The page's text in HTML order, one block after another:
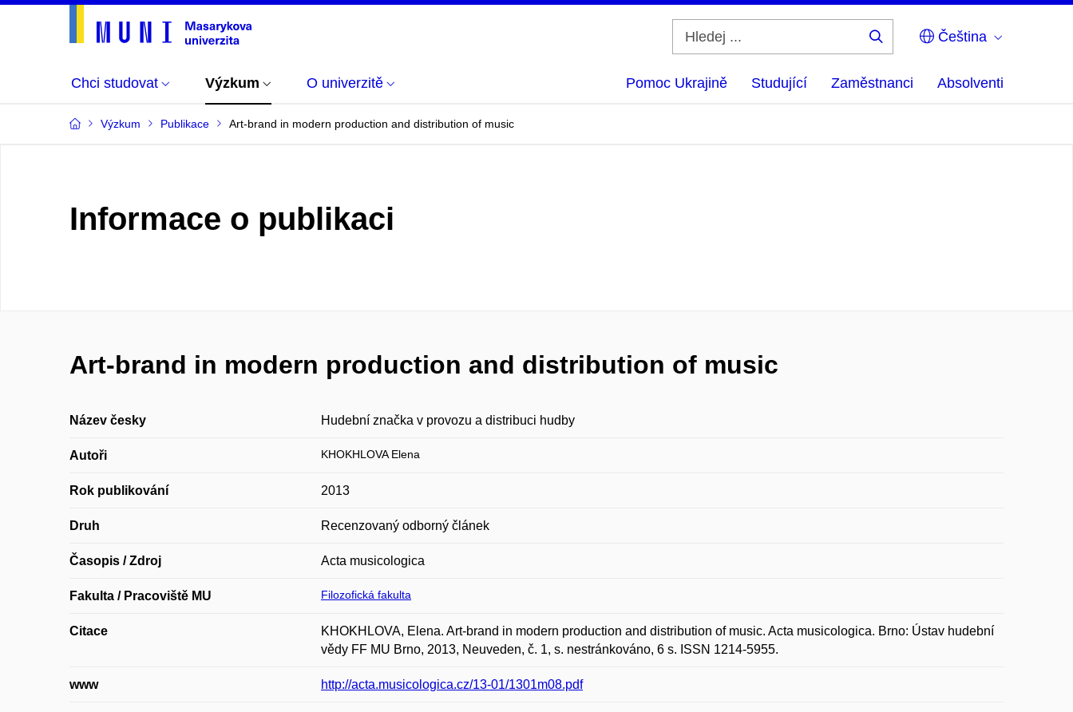
Čeština
Chci studovat Výzkum O univerzitě Pomoc Ukrajině Studující Zaměstnanci Absolventi
Výzkum Publikace Art-brand in modern production and distribution of music
Informace o publikaci
Art-brand in modern production and distribution of music
Název česky Hudební značka v provozu a distribuci hudby
Autoři KHOKHLOVA Elena
Rok publikování 2013
Druh Recenzovaný odborný článek
Časopis / Zdroj Acta musicologica
Fakulta / Pracoviště MU Filozofická fakulta
Citace
KHOKHLOVA, Elena. Art-brand in modern production and distribution of music. Acta musicologica. Brno: Ústav hudební
vědy FF MU Brno, 2013, Neuveden, č. 1, s. nestránkováno, 6 s. ISSN 1214-5955.
www http://acta.musicologica.cz/13-01/1301m08.pdf